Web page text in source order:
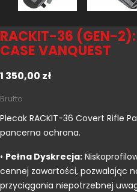
RACKIT-36 (GEN-2):
CASE VANQUEST
1 350,00 zł
Brutto
Plecak RACKIT-36 Covert Rifle
pancerna ochrona.
• Pełna Dyskrecja:
cennej zawartości, pozwalając
przyciągania niepotrzebnej